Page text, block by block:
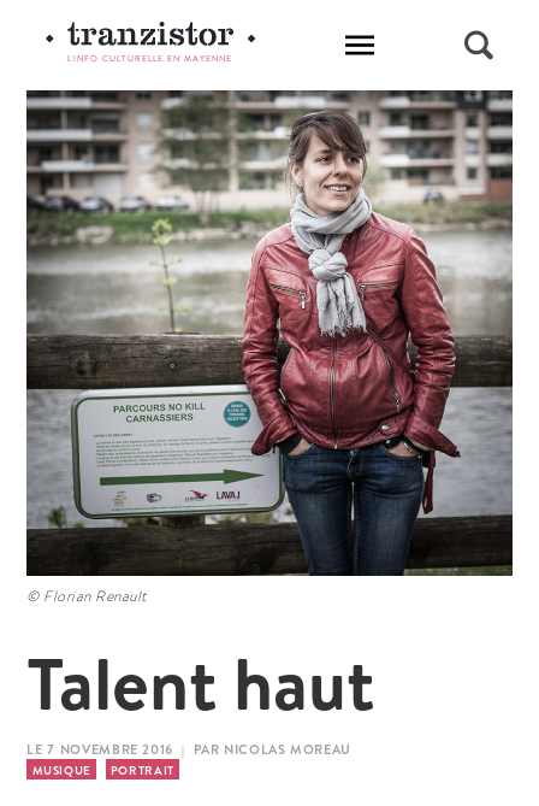
L'INFO CULTURELLE EN MAYENNE
© Florian Renault
Talent haut
LE 7 NOVEMBRE 2016 | PAR NICOLAS MOREAU
MUSIQUE PORTRAIT